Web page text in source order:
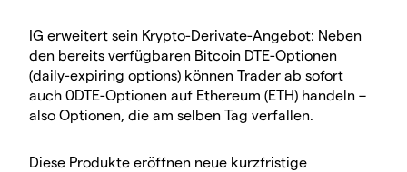
IG erweitert sein Krypto-Derivate-Angebot: Neben
den bereits verfügbaren Bitcoin DTE-Optionen
(daily-expiring options) können Trader ab sofort
auch 0DTE-Optionen auf Ethereum (ETH) handeln –
also Optionen, die am selben Tag verfallen.
Diese Produkte eröffnen neue kurzfristige